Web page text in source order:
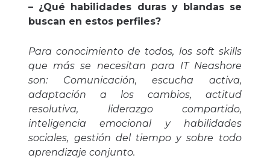
– ¿Qué habilidades duras y blandas se
buscan en estos perfiles?
Para conocimiento de todos, los soft skills
que más se necesitan para IT Neashore
son: Comunicación, escucha activa,
adaptación a los cambios, actitud
resolutiva, liderazgo compartido,
inteligencia emocional y habilidades
sociales, gestión del tiempo y sobre todo
aprendizaje conjunto.